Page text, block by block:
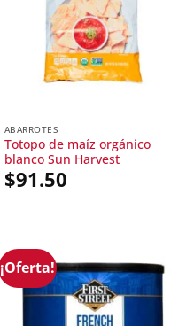
ABARROTES
Totopo de maíz orgánico
blanco Sun Harvest
$91.50
¡Oferta!